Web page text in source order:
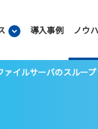
導入事例 ノウ
イルサーバのスルー